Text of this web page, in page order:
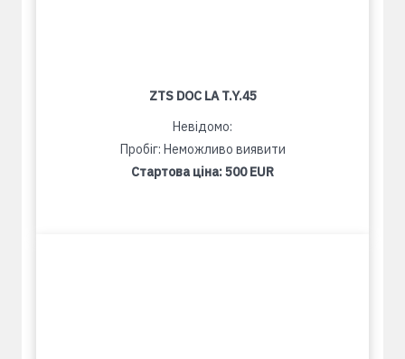
ZTS DOC LA T.Y.45
Невідомо:
Пробіг: Неможливо виявити
Стартова ціна:500 EUR